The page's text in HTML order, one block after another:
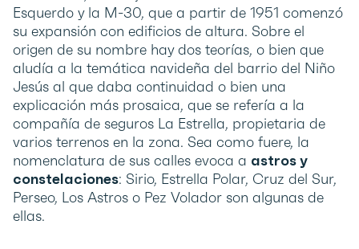
Esquerdo y la M-30, que a partir de 1951 comenzó
su expansión con edificios de altura. Sobre el
origen de su nombre hay dos teorías, o bien que
aludía a la temática navideña del barrio del Niño
Jesús al que daba continuidad o bien una
explicación más prosaica, que se refería a la
compañía de seguros La Estrella, propietaria de
varios terrenos en la zona. Sea como fuere, la
nomenclatura de sus calles evoca a astros y
constelaciones: Sirio, Estrella Polar, Cruz del Sur,
Perseo, Los Astros o Pez Volador son algunas de
ellas.